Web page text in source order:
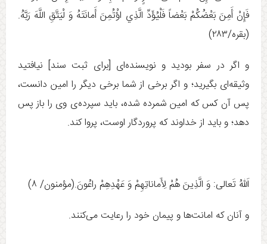
فَإِنْ أَمِنَ بَعْضُكُمْ بَعْضاً فَلْيُؤَدِّ الَّذِي اؤْتُمِنَ أَمانَتَهُ وَ لْيَتَّقِ اللَّهَ رَبَّهُ.
(بقره/۲۸۳)
و اگر در سفر بوديد و نويسنده‌اى [برای ثبت سند] نيافتيد
وثيقه‌اى بگيريد؛ و اگر برخى از شما برخى ديگر را امين دانست،
پس آن كس كه امين شمرده شده، بايد سپرده‌ی وى را باز پس
دهد؛ و بايد از خداوند كه پروردگار اوست، پروا كند.
اَللهُ تَعالى:‏ وَ الَّذِينَ هُمْ لِأَماناتِهِمْ وَ عَهْدِهِمْ راعُونَ‏.(مؤمنون/ ۸)
و آنان که امانت‌ها و پیمان خود را رعایت می‌کنند.